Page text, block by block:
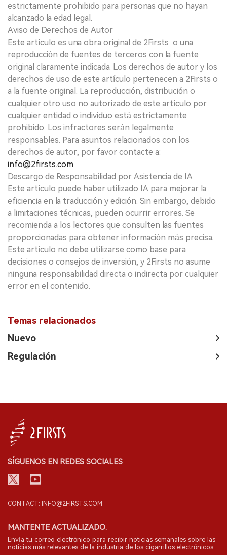
estrictamente prohibido para personas que no hayan
alcanzado la edad legal.
Aviso de Derechos de Autor
Este artículo es una obra original de 2Firsts o una
reproducción de fuentes de terceros con la fuente
original claramente indicada. Los derechos de autor y los
derechos de uso de este artículo pertenecen a 2Firsts o
a la fuente original. La reproducción, distribución o
cualquier otro uso no autorizado de este artículo por
cualquier entidad o individuo está estrictamente
prohibido. Los infractores serán legalmente
responsables. Para asuntos relacionados con los
derechos de autor, por favor contacte a:
info@2firsts.com
Descargo de Responsabilidad por Asistencia de IA
Este artículo puede haber utilizado IA para mejorar la
eficiencia en la traducción y edición. Sin embargo, debido
a limitaciones técnicas, pueden ocurrir errores. Se
recomienda a los lectores que consulten las fuentes
proporcionadas para obtener información más precisa.
Este artículo no debe utilizarse como base para
decisiones o consejos de inversión, y 2Firsts no asume
ninguna responsabilidad directa o indirecta por cualquier
error en el contenido.
Temas relacionados
Nuevo
Regulación
SÍGUENOS EN REDES SOCIALES
CONTACT: INFO@2FIRSTS.COM
MANTENTE ACTUALIZADO.
Envía tu correo electrónico para recibir noticias semanales sobre las
noticias más relevantes de la industria de los cigarrillos electrónicos.